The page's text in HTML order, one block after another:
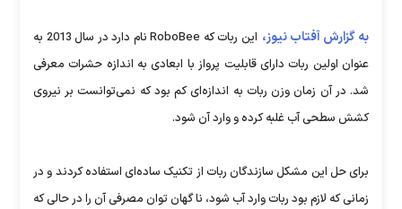
به گزارش آفتاب نیوز،
این ربات که RoboBee نام دارد در سال 2013 به
عنوان اولین ربات دارای قابلیت پرواز با ابعادی به اندازه حشرات معرفی
شد. در آن زمان وزن ربات به اندازه‌ای کم بود که نمی‌توانست بر نیروی
کشش سطحی آب غلبه کرده و وارد آن شود.
برای حل این مشکل سازندگان ربات از تکنیک ساده‌ای استفاده کردند و در
زمانی که لازم بود ربات وارد آب شود، نا گهان توان مصرفی آن را در حالی که